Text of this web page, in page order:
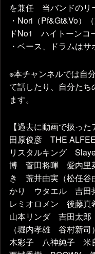
を兼任 当バンドのリ
・Nori（Pf&Gt&Vo
ドNo1 ハイトーンコ
・ベース、ドラムはサ
※本チャンネルでは自
て話したり、自分たち
ます。
【過去に動画で扱った
田原俊彦 THE
リスタルキング
博 菅田将暉 愛内
き 荒井由実（松任
かり ウタエル 吉
レミオロメン 後藤
山本リンダ 吉田太
（堀内孝雄 谷村
木彩子 八神純子 米